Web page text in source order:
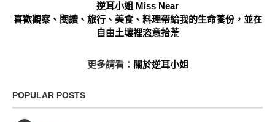
逆耳小姐 Miss Near
喜歡觀察、閱讀、旅行、美食、料理帶給我的生命養份，並在
自由土壤裡恣意拾荒
更多請看： 關於逆耳小姐
POPULAR POSTS